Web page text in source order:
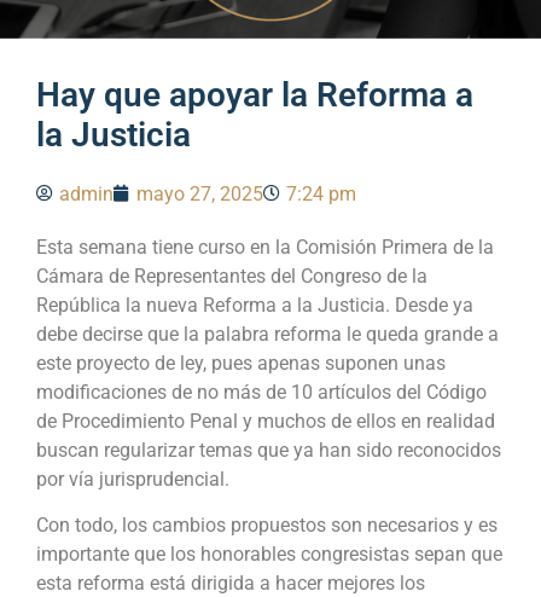
Hay que apoyar la Reforma a
la Justicia
admin mayo 27, 2025 7:24 pm
Esta semana tiene curso en la Comisión Primera de la
Cámara de Representantes del Congreso de la
República la nueva Reforma a la Justicia. Desde ya
debe decirse que la palabra reforma le queda grande a
este proyecto de ley, pues apenas suponen unas
modificaciones de no más de 10 artículos del Código
de Procedimiento Penal y muchos de ellos en realidad
buscan regularizar temas que ya han sido reconocidos
por vía jurisprudencial.
Con todo, los cambios propuestos son necesarios y es
importante que los honorables congresistas sepan que
esta reforma está dirigida a hacer mejores los